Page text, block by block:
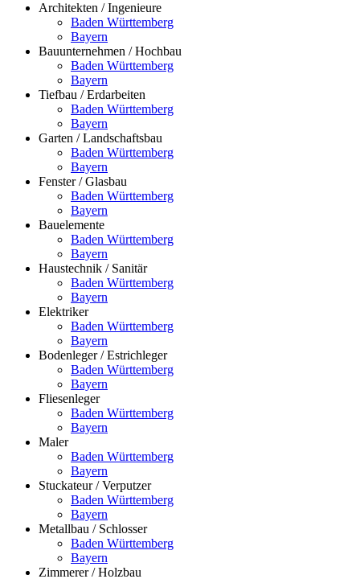
Architekten / Ingenieure
Baden Württemberg
Bayern
Bauunternehmen / Hochbau
Baden Württemberg
Bayern
Tiefbau / Erdarbeiten
Baden Württemberg
Bayern
Garten / Landschaftsbau
Baden Württemberg
Bayern
Fenster / Glasbau
Baden Württemberg
Bayern
Bauelemente
Baden Württemberg
Bayern
Haustechnik / Sanitär
Baden Württemberg
Bayern
Elektriker
Baden Württemberg
Bayern
Bodenleger / Estrichleger
Baden Württemberg
Bayern
Fliesenleger
Baden Württemberg
Bayern
Maler
Baden Württemberg
Bayern
Stuckateur / Verputzer
Baden Württemberg
Bayern
Metallbau / Schlosser
Baden Württemberg
Bayern
Zimmerer / Holzbau